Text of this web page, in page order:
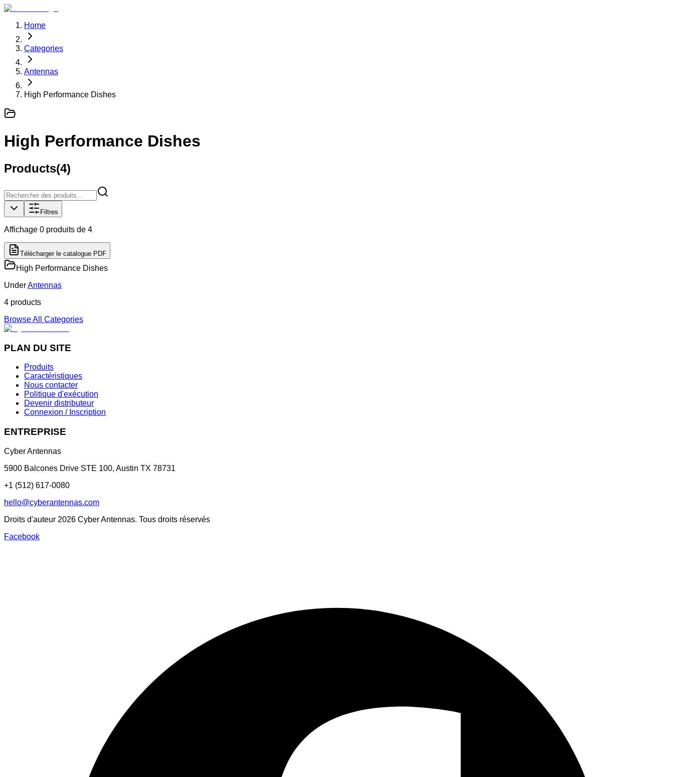
Home
Categories
Antennas
High Performance Dishes
High Performance Dishes
Products(4)
Filtres
Affichage 0 produits de 4
Télécharger le catalogue PDF
High Performance Dishes
UnderAntennas
4 products
Browse All Categories
PLAN DU SITE
Produits
Caractéristiques
Nous contacter
Politique d'exécution
Devenir distributeur
Connexion / Inscription
ENTREPRISE
Cyber Antennas
5900 Balcones Drive STE 100, Austin TX 78731
+1 (512) 617-0080
hello@cyberantennas.com
Droits d'auteur 2026 Cyber Antennas. Tous droits réservés
Facebook